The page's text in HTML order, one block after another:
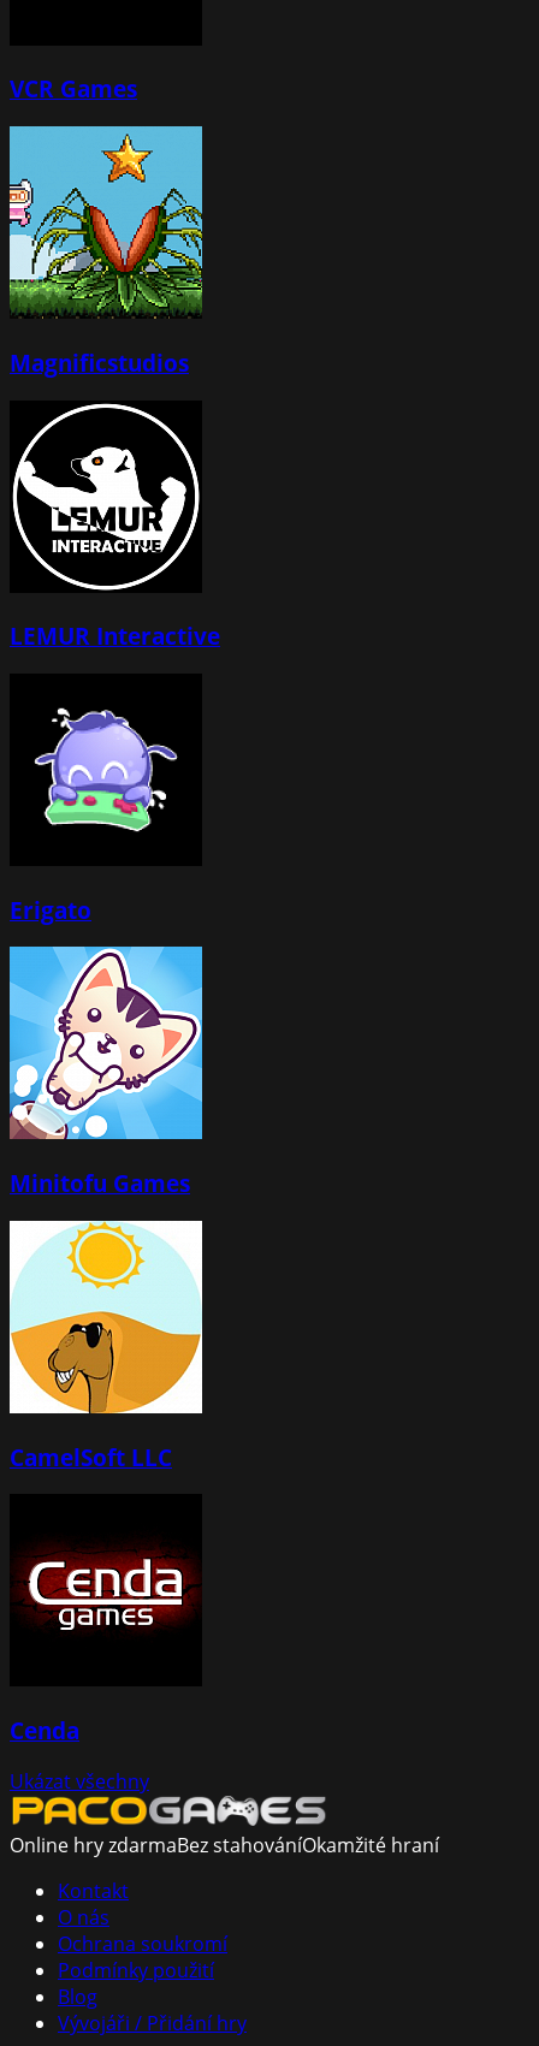
VCR Games
Magnificstudios
LEMUR Interactive
Erigato
Minitofu Games
CamelSoft LLC
Cenda
Ukázat všechny
Online hry zdarmaBez stahováníOkamžité hraní
Kontakt
O nás
Ochrana soukromí
Podmínky použití
Blog
Vývojáři / Přidání hry